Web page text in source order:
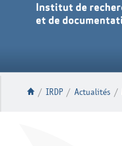
/ IRDP / Actualités /